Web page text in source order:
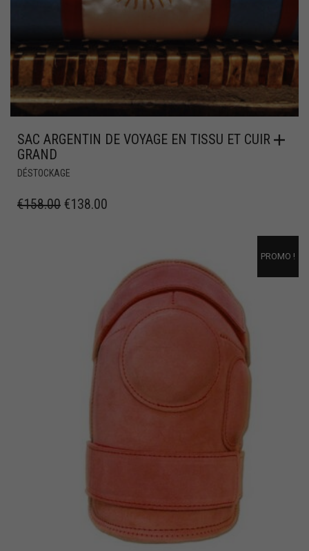
SAC ARGENTIN DE VOYAGE EN TISSU ET CUIR
GRAND
DÉSTOCKAGE
€158.00 €138.00
PROMO !